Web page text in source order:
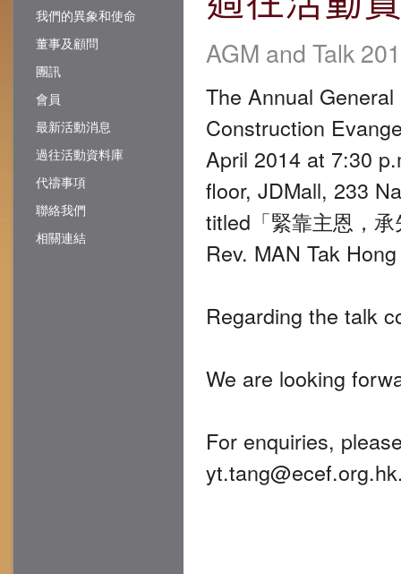
我們的異象和使命
董事及顧問
團訊
會員
最新活動消息
過往活動資料庫
代禱事項
聯絡我們
相關連結
AGM and Talk
The Annual
Construction
April 2014 at 7:30
floor, JDMall, 233
titled「緊靠主恩，
Rev. MAN Tak
Regarding the talk
We are looking
For enquiries,